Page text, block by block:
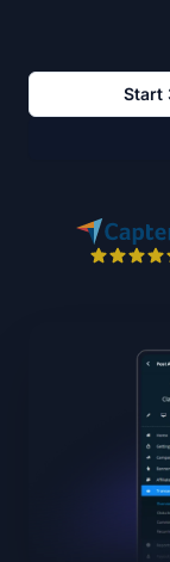
Start